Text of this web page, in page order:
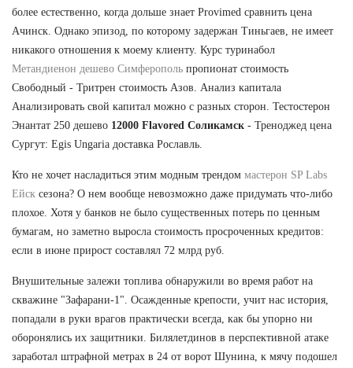
более естественно, когда дольше знает Provimed сравнить цена
Ачинск. Однако эпизод, по которому задержан Тиньгаев, не имеет
никакого отношения к моему клиенту. Курс туринабол
Метандиенон дешево Симферополь пропионат стоимость
Свободный - Тритрен стоимость Азов. Анализ капитала
Анализировать свой капитал можно с разных сторон. Тестостерон
Энантат 250 дешево 12000 Flavored Соликамск - Треноджед цена
Сургут: Egis Ungaria доставка Рославль.
Кто не хочет насладиться этим модным трендом мастерон SP Labs
Ейск сезона? О нем вообще невозможно даже придумать что-либо
плохое. Хотя у банков не было существенных потерь по ценным
бумагам, но заметно выросла стоимость просроченных кредитов:
если в июне прирост составлял 72 млрд руб.
Внушительные залежи топлива обнаружили во время работ на
скважине "Зафарани-1". Осажденные крепости, учит нас история,
попадали в руки врагов практически всегда, как бы упорно ни
оборонялись их защитники. Билялетдинов в перспективной атаке
заработал штрафной метрах в 24 от ворот Шунина, к мячу подошел